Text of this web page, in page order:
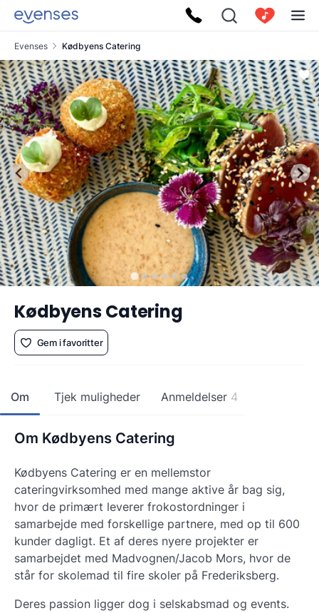
Evenses Kødbyens Catering
Kødbyens Catering
Gem i favoritter
Om Tjek muligheder Anmeldelser 4
Om Kødbyens Catering
Kødbyens Catering er en mellemstor
cateringvirksomhed med mange aktive år bag sig,
hvor de primært leverer frokostordninger i
samarbejde med forskellige partnere, med op til 600
kunder dagligt. Et af deres nyere projekter er
samarbejdet med Madvognen/Jacob Mors, hvor de
står for skolemad til fire skoler på Frederiksberg.
Deres passion ligger dog i selskabsmad og events.